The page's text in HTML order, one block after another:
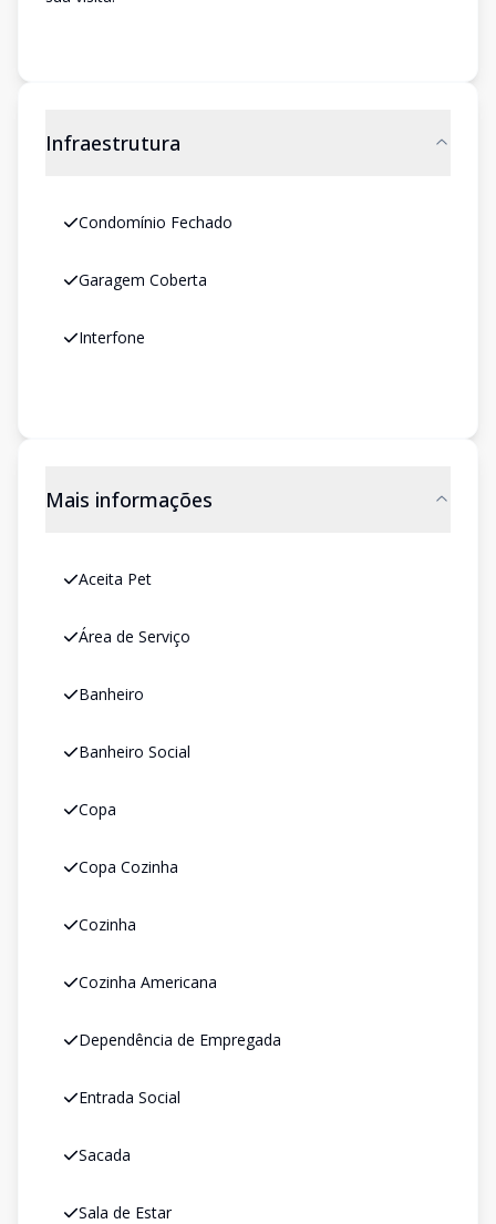
Infraestrutura
Condomínio Fechado
Garagem Coberta
Interfone
Mais informações
Aceita Pet
Área de Serviço
Banheiro
Banheiro Social
Copa
Copa Cozinha
Cozinha
Cozinha Americana
Dependência de Empregada
Entrada Social
Sacada
Sala de Estar